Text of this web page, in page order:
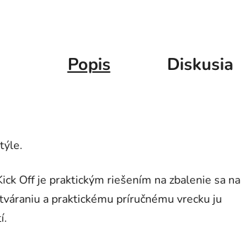
Popis Diskusia
Off je praktickým riešením na zbalenie sa na
a praktickému príručnému vrecku ju